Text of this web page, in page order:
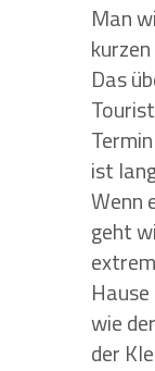
Man
Das
ist
Wenn
geht
wie
der